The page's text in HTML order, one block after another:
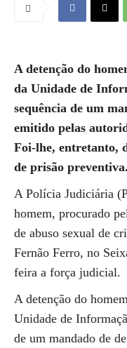
A detenção do
da Unidade de
sequência de um
emitido pelas
Foi-lhe, entretanto,
de prisão preventiva.
A Polícia Judiciária
homem, procurado
de abuso sexual de
Fernão Ferro, no
feira a força judicial.
A detenção do
Unidade de
de um mandado de